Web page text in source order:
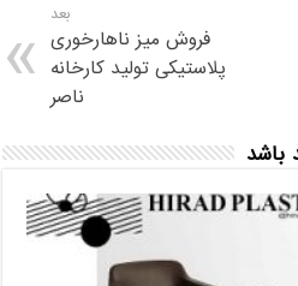
بعد
فروش میز ناهارخوری
پلاستیکی تولید کارخانه
ناصر
باشد